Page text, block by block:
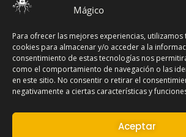
Mágico
Para ofrecer las mejores experiencias,
cookies para almacenar y/o acceder a la
consentimiento de estas tecnologías nos
como el comportamiento de navegación o las
en este sitio. No consentir o retirar el
negativamente a ciertas características y
Aceptar
Acepto la política de
Términos y Condiciones
Contacto